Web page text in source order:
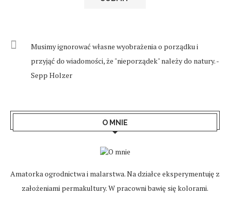
Musimy ignorować własne wyobrażenia o porządku i
przyjąć do wiadomości, że "nieporządek" należy do natury. -
Sepp Holzer
O MNIE
Amatorka ogrodnictwa i malarstwa. Na działce eksperymentuję z
założeniami permakultury. W pracowni bawię się kolorami.